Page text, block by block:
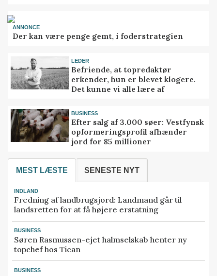
ANNONCE
Der kan være penge gemt, i foderstrategien
LEDER
Befriende, at topredaktør
erkender, hun er blevet klogere.
Det kunne vi alle lære af
BUSINESS
Efter salg af 3.000 søer: Vestfynsk
opformeringsprofil afhænder
jord for 85 millioner
MEST LÆSTE SENESTE NYT
INDLAND
Fredning af landbrugsjord: Landmand går til
landsretten for at få højere erstatning
BUSINESS
Søren Rasmussen-ejet halmselskab henter ny
topchef hos Tican
BUSINESS